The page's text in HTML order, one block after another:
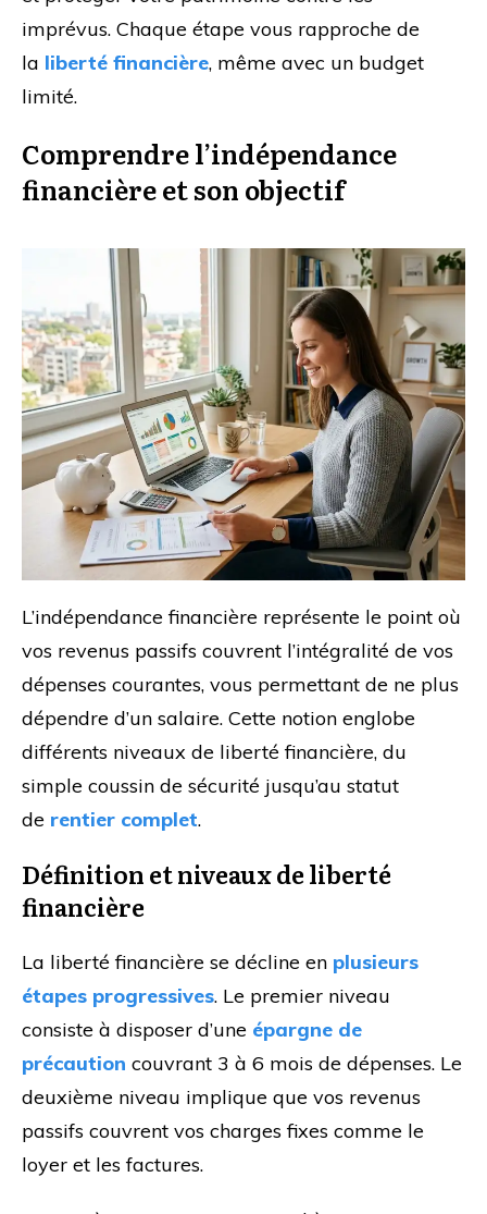
imprévus. Chaque étape vous rapproche de
la liberté financière, même avec un budget
limité.
Comprendre l’indépendance
financière et son objectif
L’indépendance financière représente le point où
vos revenus passifs couvrent l’intégralité de vos
dépenses courantes, vous permettant de ne plus
dépendre d’un salaire. Cette notion englobe
différents niveaux de liberté financière, du
simple coussin de sécurité jusqu’au statut
de rentier complet.
Définition et niveaux de liberté
financière
La liberté financière se décline en plusieurs
étapes progressives. Le premier niveau
consiste à disposer d’une épargne de
précaution couvrant 3 à 6 mois de dépenses. Le
deuxième niveau implique que vos revenus
passifs couvrent vos charges fixes comme le
loyer et les factures.